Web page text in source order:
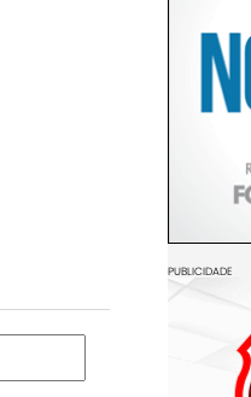
PUBLICIDADE